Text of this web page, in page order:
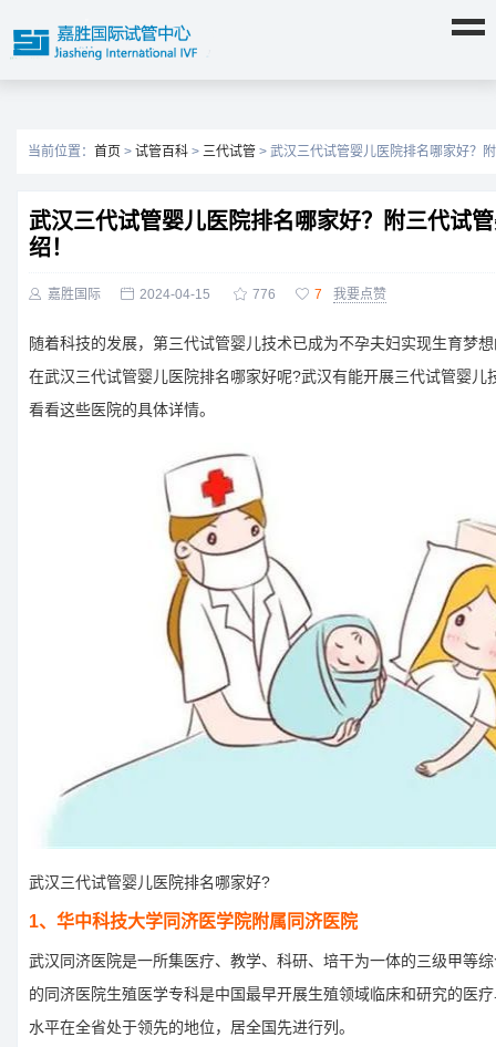
当前位置： 首页 > 试管百科 > 三代试管 > 武汉三代试管婴儿医院排名哪家好？
武汉三代试管婴儿医院排名哪家好？附三代试
绍！
 嘉胜国际  2024-04-15  776  7 我要点赞
随着科技的发展，第三代试管婴儿技术已成为不孕夫​​妇实现生育梦
在武汉三代试管婴儿医院排名哪家好呢?武汉有能开展三代试管婴儿
看看这些医院的具体详情。
武汉三代试管婴儿医院排名哪家好?
1、华中科技大学同济医学院附属同济医院
武汉同济医院是一所集医疗、教学、科研、培干为一体的三级甲等
的同济医院生殖医学专科是中国最早开展生殖领域临床和研究的医
水平在全省处于领先的地位，居全国先进行列。